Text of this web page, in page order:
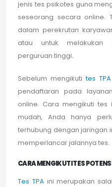
jenis tes psikotes guna
seseorang secara online.
dalam perekrutan
atau untuk melakukan
perguruan tinggi.
Sebelum mengikutites TPA
pendaftaran pada
online. Cara mengikuti
mudah, Anda hanya
terhubung dengan jaringan
memperlancar jalannya tes.
CARA MENGIKUTI TES
Tes TPAini merupakan